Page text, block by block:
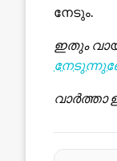
നേടും.
ഇതും
വാർത്താ